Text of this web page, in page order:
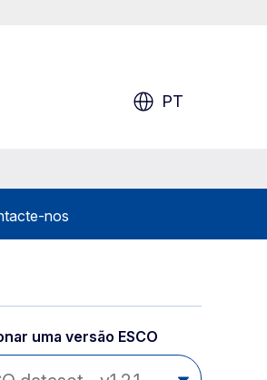
PT
nos
uma versão ESCO